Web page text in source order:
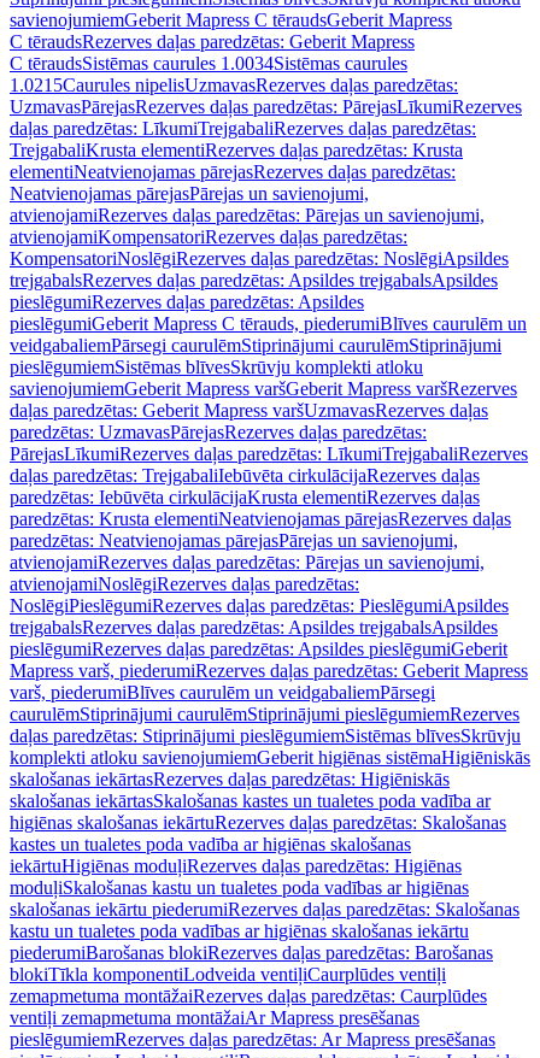
savienojumiemGeberit Mapress C tēraudsGeberit Mapress
C tēraudsRezerves daļas paredzētas: Geberit Mapress
C tēraudsSistēmas caurules 1.0034Sistēmas caurules
1.0215Caurules nipelisUzmavasRezerves daļas paredzētas:
UzmavasPārejasRezerves daļas paredzētas: PārejasLīkumiRezerves
daļas paredzētas: LīkumiTrejgabaliRezerves daļas paredzētas:
TrejgabaliKrusta elementiRezerves daļas paredzētas: Krusta
elementiNeatvienojamas pārejasRezerves daļas paredzētas:
Neatvienojamas pārejasPārejas un savienojumi,
atvienojamiRezerves daļas paredzētas: Pārejas un savienojumi,
atvienojamiKompensatoriRezerves daļas paredzētas:
KompensatoriNoslēgiRezerves daļas paredzētas: NoslēgiApsildes
trejgabalsRezerves daļas paredzētas: Apsildes trejgabalsApsildes
pieslēgumiRezerves daļas paredzētas: Apsildes
pieslēgumiGeberit Mapress C tērauds, piederumiBlīves caurulēm un
veidgabaliemPārsegi caurulēmStiprinājumi caurulēmStiprinājumi
pieslēgumiemSistēmas blīvesSkrūvju komplekti atloku
savienojumiemGeberit Mapress varšGeberit Mapress varšRezerves
daļas paredzētas: Geberit Mapress varšUzmavasRezerves daļas
paredzētas: UzmavasPārejasRezerves daļas paredzētas:
PārejasLīkumiRezerves daļas paredzētas: LīkumiTrejgabaliRezerves
daļas paredzētas: TrejgabaliIebūvēta cirkulācijaRezerves daļas
paredzētas: Iebūvēta cirkulācijaKrusta elementiRezerves daļas
paredzētas: Krusta elementiNeatvienojamas pārejasRezerves daļas
paredzētas: Neatvienojamas pārejasPārejas un savienojumi,
atvienojamiRezerves daļas paredzētas: Pārejas un savienojumi,
atvienojamiNoslēgiRezerves daļas paredzētas:
NoslēgiPieslēgumiRezerves daļas paredzētas: PieslēgumiApsildes
trejgabalsRezerves daļas paredzētas: Apsildes trejgabalsApsildes
pieslēgumiRezerves daļas paredzētas: Apsildes pieslēgumiGeberit
Mapress varš, piederumiRezerves daļas paredzētas: Geberit Mapress
varš, piederumiBlīves caurulēm un veidgabaliemPārsegi
caurulēmStiprinājumi caurulēmStiprinājumi pieslēgumiemRezerves
daļas paredzētas: Stiprinājumi pieslēgumiemSistēmas blīvesSkrūvju
komplekti atloku savienojumiemGeberit higiēnas sistēmaHigiēniskās
skalošanas iekārtasRezerves daļas paredzētas: Higiēniskās
skalošanas iekārtasSkalošanas kastes un tualetes poda vadība ar
higiēnas skalošanas iekārtuRezerves daļas paredzētas: Skalošanas
kastes un tualetes poda vadība ar higiēnas skalošanas
iekārtuHigiēnas moduļiRezerves daļas paredzētas: Higiēnas
moduļiSkalošanas kastu un tualetes poda vadības ar higiēnas
skalošanas iekārtu piederumiRezerves daļas paredzētas: Skalošanas
kastu un tualetes poda vadības ar higiēnas skalošanas iekārtu
piederumiBarošanas blokiRezerves daļas paredzētas: Barošanas
blokiTīkla komponentiLodveida ventiļiCaurplūdes ventiļi
zemapmetuma montāžaiRezerves daļas paredzētas: Caurplūdes
ventiļi zemapmetuma montāžaiAr Mapress presēšanas
pieslēgumiemRezerves daļas paredzētas: Ar Mapress presēšanas